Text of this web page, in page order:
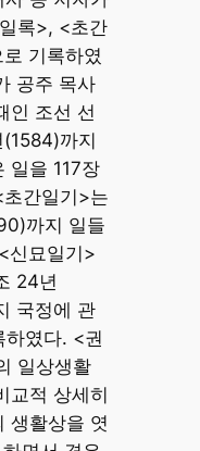
록>, <초간
기록하였
공주 목사
인 조선 선
까지
일을 117장
간일기>는
까지 일들
신묘일기>
24년
국정에 관
였다. <권
일상생활
교적 상세히
생활상을 엿